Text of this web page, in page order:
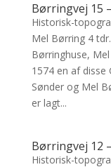
Børringvej 15
Historisk-
Mel Børring 4
Børringhuse,
1574 en af disse
Sønder og Mel
er lagt...
Børringvej 12
Historisk-